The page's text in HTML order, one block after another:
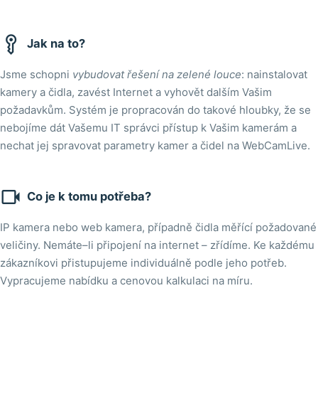
 Jak na to?
Jsme schopni vybudovat řešení na zelené louce: nainstalovat
kamery a čidla, zavést Internet a vyhovět dalším Vašim
požadavkům. Systém je propracován do takové hloubky, že se
nebojíme dát Vašemu IT správci přístup k Vašim kamerám a
nechat jej spravovat parametry kamer a čidel na WebCamLive.
 Co je k tomu potřeba?
IP kamera nebo web kamera, případně čidla měřící požadované
veličiny. Nemáte–li připojení na internet – zřídíme. Ke každému
zákazníkovi přistupujeme individuálně podle jeho potřeb.
Vypracujeme nabídku a cenovou kalkulaci na míru.